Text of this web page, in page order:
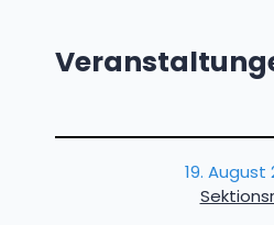
19. August